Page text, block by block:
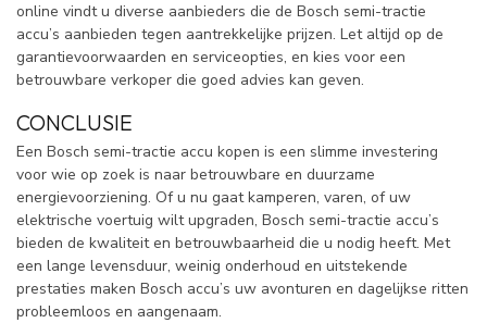
online vindt u diverse aanbieders die de Bosch semi-tractie
accu’s aanbieden tegen aantrekkelijke prijzen. Let altijd op de
garantievoorwaarden en serviceopties, en kies voor een
betrouwbare verkoper die goed advies kan geven.
CONCLUSIE
Een Bosch semi-tractie accu kopen is een slimme investering
voor wie op zoek is naar betrouwbare en duurzame
energievoorziening. Of u nu gaat kamperen, varen, of uw
elektrische voertuig wilt upgraden, Bosch semi-tractie accu’s
bieden de kwaliteit en betrouwbaarheid die u nodig heeft. Met
een lange levensduur, weinig onderhoud en uitstekende
prestaties maken Bosch accu’s uw avonturen en dagelijkse ritten
probleemloos en aangenaam.